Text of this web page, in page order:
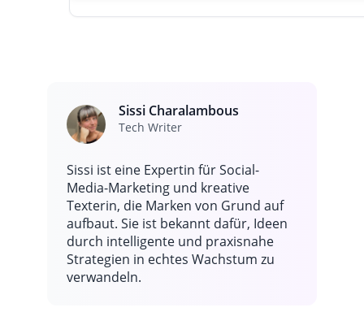
Sissi Charalambous
Tech Writer
Sissi ist eine Expertin für Social-
Media-Marketing und kreative
Texterin, die Marken von Grund auf
aufbaut. Sie ist bekannt dafür, Ideen
durch intelligente und praxisnahe
Strategien in echtes Wachstum zu
verwandeln.